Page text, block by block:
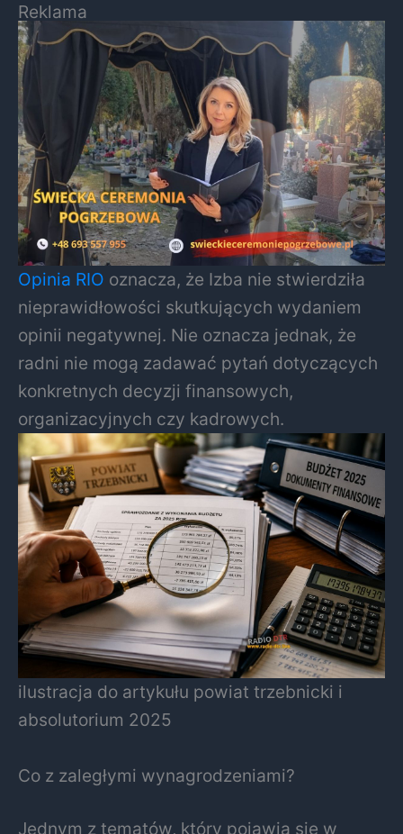
Reklama
Opinia RIO oznacza, że Izba nie stwierdziła
nieprawidłowości skutkujących wydaniem
opinii negatywnej. Nie oznacza jednak, że
radni nie mogą zadawać pytań dotyczących
konkretnych decyzji finansowych,
organizacyjnych czy kadrowych.
ilustracja do artykułu powiat trzebnicki i
absolutorium 2025
Co z zaległymi wynagrodzeniami?
Jednym z tematów, który pojawia się w